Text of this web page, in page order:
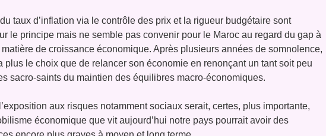
taux d’inflation via le contrôle des prix et la rigueur budgétaire sont
le principe mais ne semble pas convenir pour le Maroc au regard du gap à
matière de croissance économique. Après plusieurs années de somnolence,
plus le choix que de relancer son économie en renonçant un tant soit peu
sacro-saints du maintien des équilibres macro-économiques.
aux risques notamment sociaux serait, certes, plus importante,
économique que vit aujourd’hui notre pays pourrait avoir des